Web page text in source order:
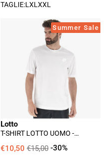
TAGLIE:LXLXXL
T-
Shirt
Lotto
Bianco
Summer Sale
Lotto
T-SHIRT LOTTO UOMO -
€10,50 €15,00 -30%